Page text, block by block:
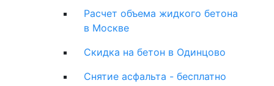
Расчет объема жидкого бетона
в Москве
Скидка на бетон в Одинцово
Снятие асфальта - бесплатно